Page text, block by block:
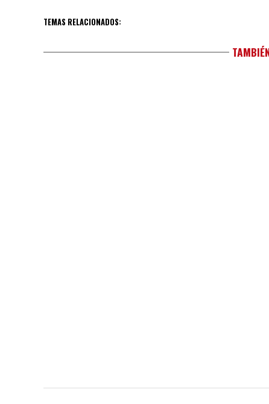
TEMAS RELACIONADOS: